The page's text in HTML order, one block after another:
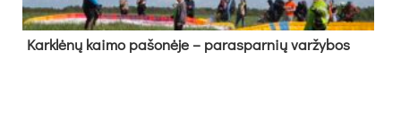
Kark­lė­nų kai­mo pa­šo­nė­je – pa­ras­par­nių var­žy­bos